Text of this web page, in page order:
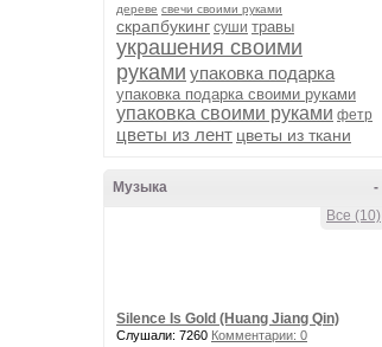
дереве свечи своими руками
скрапбукинг суши травы
украшения своими
руками упаковка подарка
упаковка подарка своими руками
упаковка своими руками фетр
цветы из лент цветы из ткани
-
Музыка
Все (10)
Silence Is Gold (Huang Jiang Qin)
Слушали: 7260 Комментарии: 0